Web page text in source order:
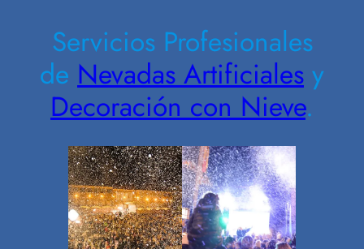
Servicios Profesionales
de Nevadas Artificiales y
Decoración con Nieve.